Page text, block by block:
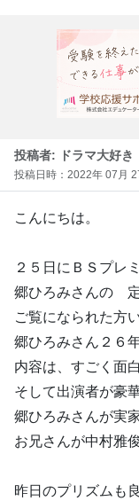
投稿者: ドラマ大好き
投稿日時：2022年 07月
こんにちは。
２５日にＢＳプレ
郷ひろみさんの
ご覧になられた方
郷ひろみさん２６
内容は、すごく面
そして出演者が豪
郷ひろみさんが実
お兄さんが中村雅
昨日のプリズムも